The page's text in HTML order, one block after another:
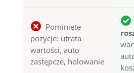
Pominięte
pozycje: utrata
wartości, auto
zastępcze, holowanie